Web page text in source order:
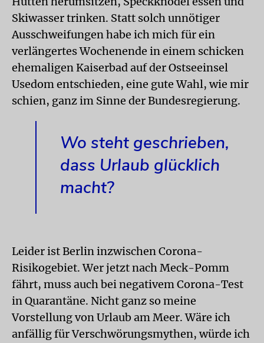
Skiwasser trinken. Statt solch unnötiger
Ausschweifungen habe ich mich für ein
verlängertes Wochenende in einem schicken
ehemaligen Kaiserbad auf der Ostseeinsel
Usedom entschieden, eine gute Wahl, wie mir
schien, ganz im Sinne der Bundesregierung.
Wo steht geschrieben,
dass Urlaub glücklich
macht?
Leider ist Berlin inzwischen Corona-
Risikogebiet. Wer jetzt nach Meck-Pomm
fährt, muss auch bei negativem Corona-Test
in Quarantäne. Nicht ganz so meine
Vorstellung von Urlaub am Meer. Wäre ich
anfällig für Verschwörungsmythen, würde ich